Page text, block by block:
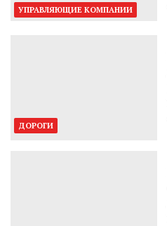
УПРАВЛЯЮЩИЕ КОМПАНИИ
ДОРОГИ